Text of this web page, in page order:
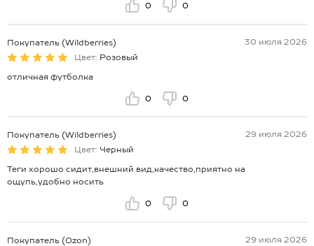
0 0
Покупатель (Wildberries)
30 июля 2026
Цвет: Розовый
отличная футболка
0 0
Покупатель (Wildberries)
29 июля 2026
Цвет: Черный
Теги хорошо сидит,внешний вид,качество,приятно на
ощупь,удобно носить
0 0
Покупатель (Ozon)
29 июля 2026